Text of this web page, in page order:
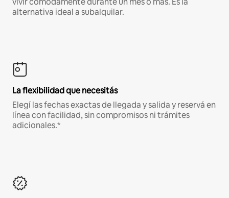
alternativa ideal a subalquilar.
La flexibilidad que necesitás
Elegí las fechas exactas de llegada y salida y reservá en
línea con facilidad, sin compromisos ni trámites
adicionales.*